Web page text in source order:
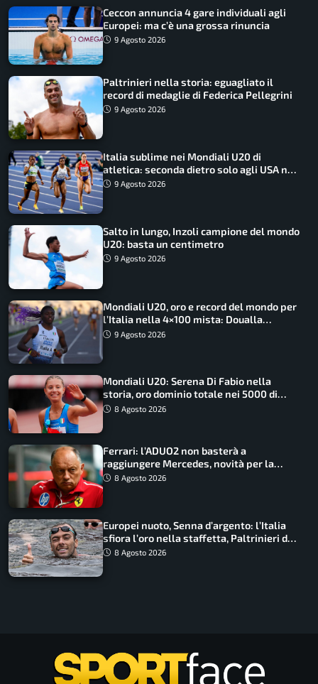
Ceccon annuncia 4 gare individuali agli
Europei: ma c’è una grossa rinuncia
9 Agosto 2026
Paltrinieri nella storia: eguagliato il
record di medaglie di Federica Pellegrini
9 Agosto 2026
Italia sublime nei Mondiali U20 di
atletica: seconda dietro solo agli USA nel
medagliere
9 Agosto 2026
Salto in lungo, Inzoli campione del mondo
U20: basta un centimetro
9 Agosto 2026
Mondiali U20, oro e record del mondo per
l’Italia nella 4×100 mista: Doualla
straordinaria
9 Agosto 2026
Mondiali U20: Serena Di Fabio nella
storia, oro dominio totale nei 5000 di
marcia
8 Agosto 2026
Ferrari: l’ADUO2 non basterà a
raggiungere Mercedes, novità per la
Macarena
8 Agosto 2026
Europei nuoto, Senna d’argento: l’Italia
sfiora l’oro nella staffetta, Paltrinieri da
urlo, il bilancio azzurro
8 Agosto 2026